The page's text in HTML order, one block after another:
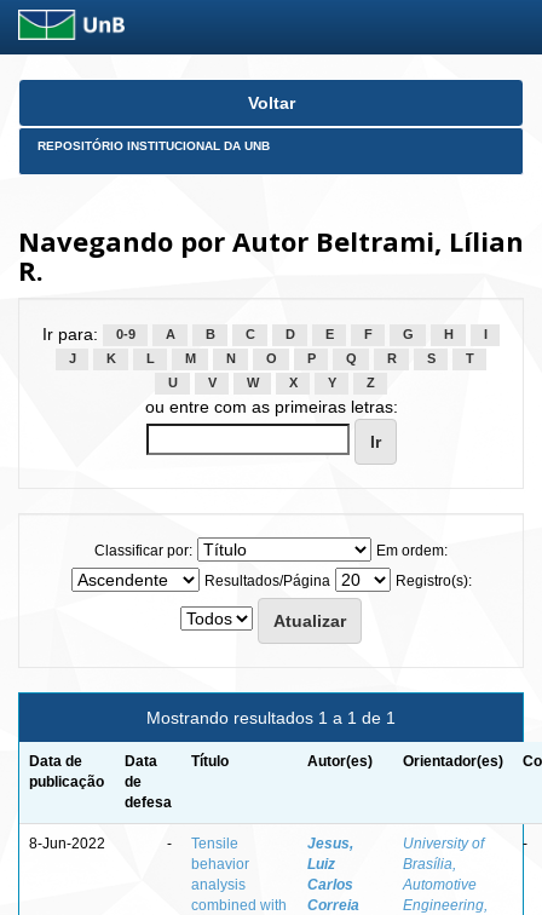
Skip
Voltar
REPOSITÓRIO INSTITUCIONAL DA UNB
Navegando por Autor Beltrami, Lílian
R.
Ir para: 0-9 A B C D E F G H
J
K L M N O P Q R S
T
U
V W X Y Z
ou entre com as primeiras letras:
Classificar por:
Em ordem:
Resultados/Página
Registro(s):
Mostrando resultados 1 a 1 de 1
Data de
publicação
Data
de
defesa
Título Autor(es) Orientador(es)
8-Jun-2022 -
Tensile
behavior
analysis
combined with
Jesus,
Luiz
Carlos
Correia
University of
Brasília,
Automotive
Engineering,
-